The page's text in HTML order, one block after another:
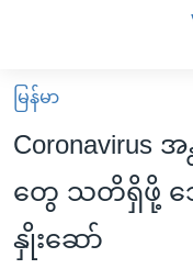
လွယ်ကူ
စေ
Link
များ
မူလစာမျက်နှာ
မြန်မာ
ကမ္ဘာ့သတင်းများ
နိုင်ငံတကာ
ဗွီဒီယို
မြန်မာ
Coronavirus
တွေ သတိရှိဖို့ ဘေ
နှိုးဆော်